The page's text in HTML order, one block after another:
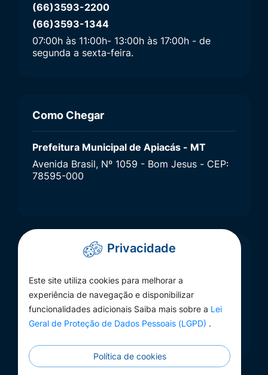
(66)3593-2200
(66)3593-1344
07:00h às 11:00h- 13:00h às 17:00h - de
segunda a sexta-feira.
Como Chegar
Prefeitura Municipal de Apiacás - MT
Avenida Brasil, Nº 1059 - Bom Jesus - CEP:
78595-000
Responsável
ouvidoria@apiacas.mt.gov.br
Privacidade
Este site utiliza cookies para melhorar a
experiência de navegação e disponibilizar
funcionalidades adicionais Saiba mais sobre a Lei
Geral de Proteção de Dados Pessoais (LGPD) .
Política de cookies